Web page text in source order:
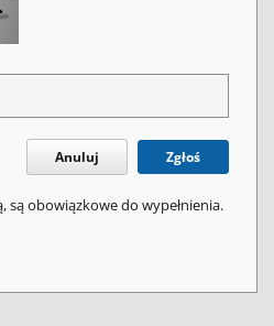
Anuluj Zgłoś
są obowiązkowe do wypełnienia.